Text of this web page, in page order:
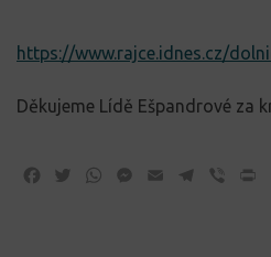
https://www.rajce.idnes.cz/
Děkujeme Lídě Ešpandrové za
Facebook
TwitterWhatsApp
Messenger
Email Telegram
Viber